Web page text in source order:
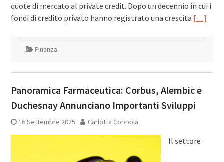
quote di mercato al private credit. Dopo un decennio in cui i
fondi di credito privato hanno registrato una crescita […]
Finanza
Panoramica Farmaceutica: Corbus, Alembic e
Duchesnay Annunciano Importanti Sviluppi
16 Settembre 2025 Carlotta Coppola
Il settore